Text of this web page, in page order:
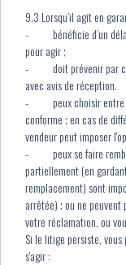
9.3 Lorsqu’il agit en
- bénéficie d’un délai
pour agir ;
- doit prévenir par
avec avis de réception.
- peux choisir entre la
conforme ; en cas de
vendeur peut imposer
- peux se faire
partiellement (en
remplacement) sont
arrêtée) ; ou ne
votre réclamation, ou
Si le litige persiste,
s'agir :